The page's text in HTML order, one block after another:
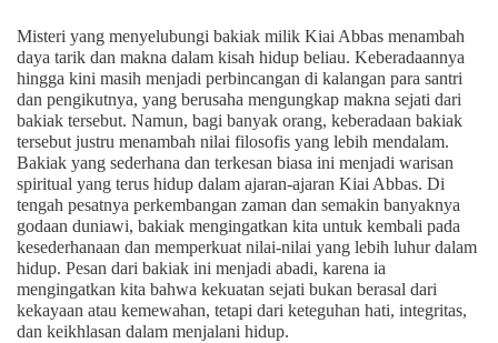
Misteri yang menyelubungi bakiak milik Kiai Abbas menambah
daya tarik dan makna dalam kisah hidup beliau. Keberadaannya
hingga kini masih menjadi perbincangan di kalangan para santri
dan pengikutnya, yang berusaha mengungkap makna sejati dari
bakiak tersebut. Namun, bagi banyak orang, keberadaan bakiak
tersebut justru menambah nilai filosofis yang lebih mendalam.
Bakiak yang sederhana dan terkesan biasa ini menjadi warisan
spiritual yang terus hidup dalam ajaran-ajaran Kiai Abbas. Di
tengah pesatnya perkembangan zaman dan semakin banyaknya
godaan duniawi, bakiak mengingatkan kita untuk kembali pada
kesederhanaan dan memperkuat nilai-nilai yang lebih luhur dalam
hidup. Pesan dari bakiak ini menjadi abadi, karena ia
mengingatkan kita bahwa kekuatan sejati bukan berasal dari
kekayaan atau kemewahan, tetapi dari keteguhan hati, integritas,
dan keikhlasan dalam menjalani hidup.